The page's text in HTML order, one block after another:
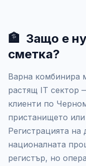
🏦 Защо е
сметка?
Варна комбинира
растящ IT сектор
клиенти по
пристанището
Регистрацията на
националната
регистър, но